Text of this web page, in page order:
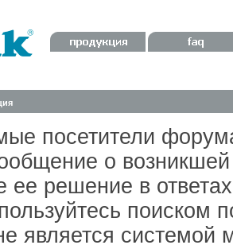
посетители
о
ее решение в
поиском
является системой